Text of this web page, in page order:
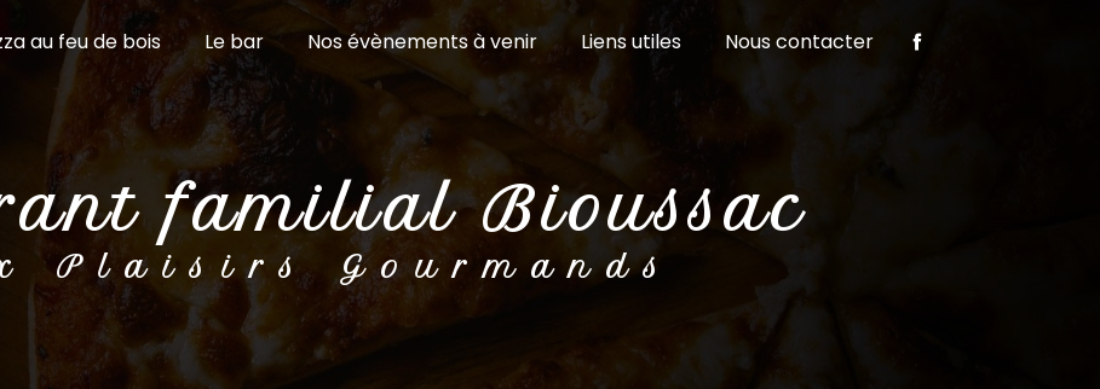
au feu de bois Le bar Nos évènements à venir Liens utiles Nous contacter
familial Bioussac
Plaisirs Gourmands